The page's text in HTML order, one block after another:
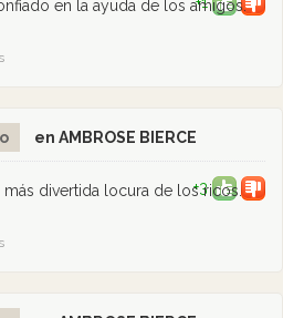
en la ayuda de los amigos.
en AMBROSE BIERCE
más divertida locura de los ricos.
+3